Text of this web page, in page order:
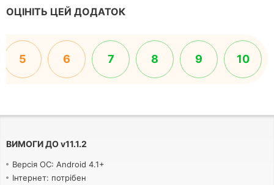
ОЦІНІТЬ ЦЕЙ ДОДАТОК
5 6 7 8 9 10
ВИМОГИ ДОv11.1.2
Версія ОС: Android 4.1+
Інтернет: потрібен